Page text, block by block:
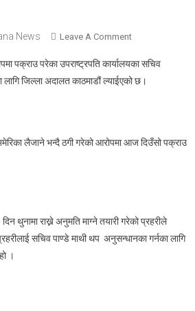
News Leave A CommentOn
भुटानी
शरणार्थी
पाण्डेलाई
ल्याईयो
पक्राउ परेका उपराष्ट्रपति कार्यालयका सचिव
जिल्ला अदालत काठमाडौं ल्याईएको छ।
लैजाने भन्दै ठगी गरेको आरोपमा आज दिउँसो पक्राउ
थुनामा राख्ने अनुमति माग्ने तयारी गरेको प्रहरीले
सचिव पाण्डे माथी थप अनुसन्धानका गर्नका लागि
।